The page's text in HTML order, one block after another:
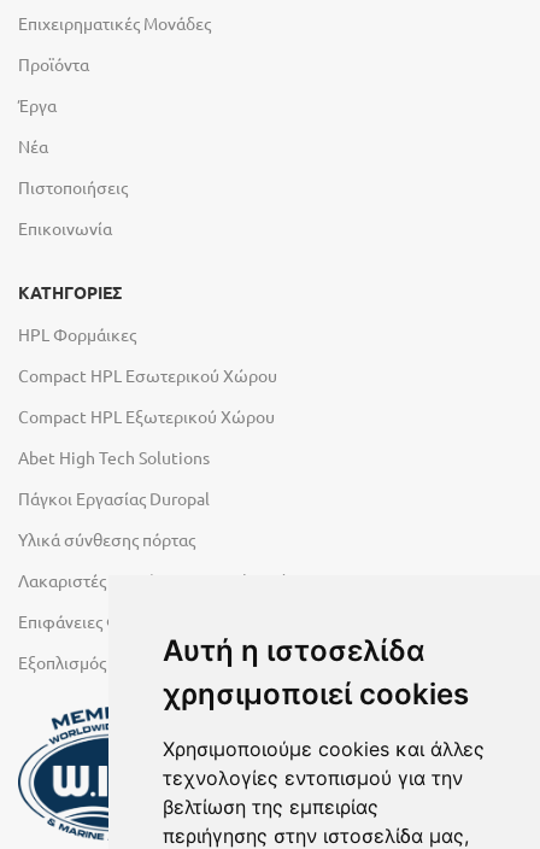
Αυτή η ιστοσελίδα
χρησιμοποιεί cookies
Χρησιμοποιούμε cookies και άλλες
τεχνολογίες εντοπισμού για την
βελτίωση της εμπειρίας
περιήγησης στην ιστοσελίδα μας,
Επιχειρηματικές Μονάδες
Προϊόντα
Έργα
Νέα
Πιστοποιήσεις
Επικοινωνία
ΚΑΤΗΓΟΡΙΕΣ
HPL Φορμάικες
Compact HPL Εσωτερικού Χώρου
Compact HPL Εξωτερικού Χώρου
Abet High Tech Solutions
Πάγκοι Εργασίας Duropal
Υλικά σύνθεσης πόρτας
Λακαριστές επιφάνειες Primeboard
Επιφάνειες Φυσικών Πετρωμάτων
Εξοπλισμός Υγρών Χώρων